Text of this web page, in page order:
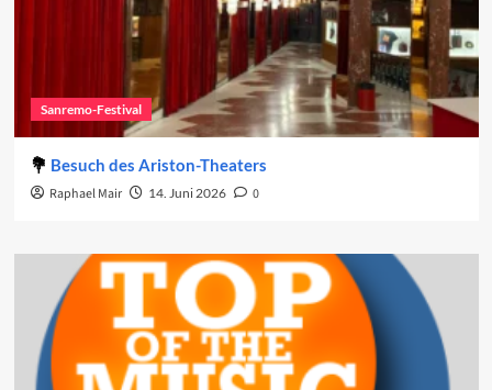
Sanremo-Festival
Besuch des Ariston-Theaters
Raphael Mair 14. Juni 2026 0